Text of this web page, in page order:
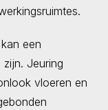
een
Jeuring
vloeren en